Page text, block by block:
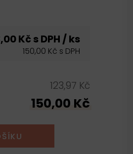
Kč s DPH / ks
150,00 Kč s DPH
123,97 Kč
150,00 Kč